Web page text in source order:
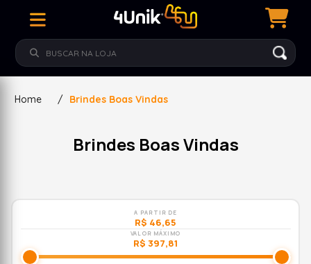
Home / Brindes Boas Vindas
Brindes Boas Vindas
A PARTIR DE
R$ 46,65
VALOR MÁXIMO
R$ 397,81